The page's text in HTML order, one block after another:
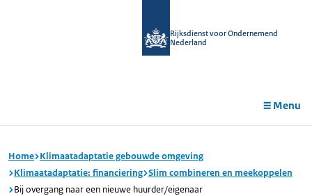
Rijksdienst voor Ondernemend
Nederland
Menu
Home Klimaatadaptatie gebouwde omgeving
Klimaatadaptatie: financiering Slim combineren en meekoppelen
Bij overgang naar een nieuwe huurder/eigenaar